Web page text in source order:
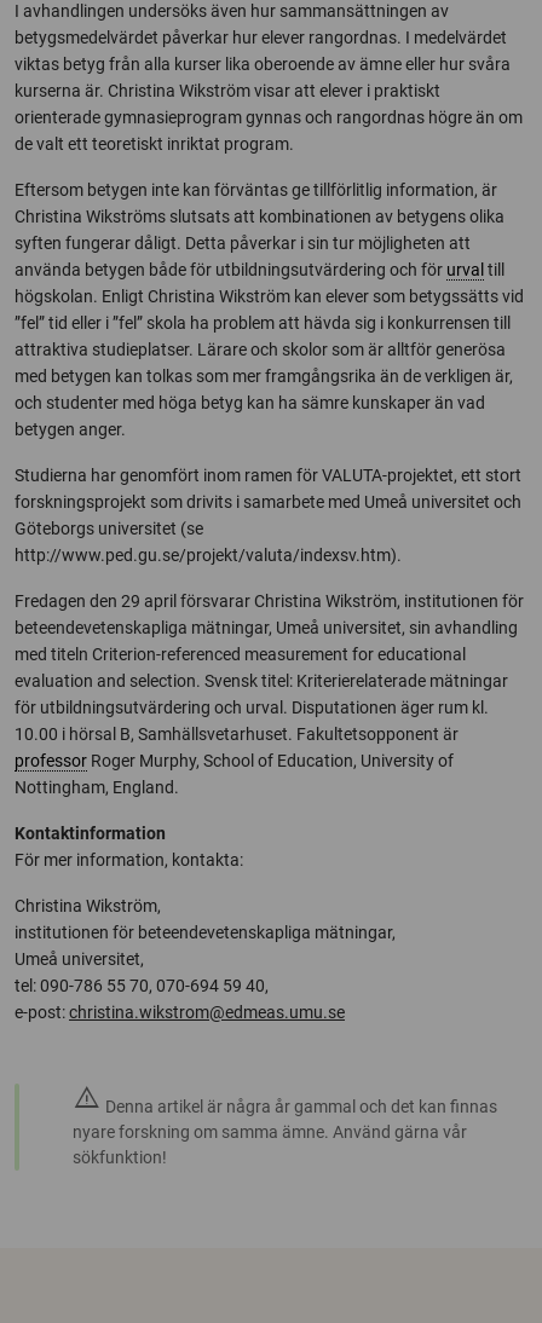
I avhandlingen undersöks även hur sammansättningen av
betygsmedelvärdet påverkar hur elever rangordnas. I medelvärdet
viktas betyg från alla kurser lika oberoende av ämne eller hur svåra
kurserna är. Christina Wikström visar att elever i praktiskt
orienterade gymnasieprogram gynnas och rangordnas högre än om
de valt ett teoretiskt inriktat program.
Eftersom betygen inte kan förväntas ge tillförlitlig information, är
Christina Wikströms slutsats att kombinationen av betygens olika
syften fungerar dåligt. Detta påverkar i sin tur möjligheten att
använda betygen både för utbildningsutvärdering och för urval till
högskolan. Enligt Christina Wikström kan elever som betygssätts vid
”fel” tid eller i ”fel” skola ha problem att hävda sig i konkurrensen till
attraktiva studieplatser. Lärare och skolor som är alltför generösa
med betygen kan tolkas som mer framgångsrika än de verkligen är,
och studenter med höga betyg kan ha sämre kunskaper än vad
betygen anger.
Studierna har genomfört inom ramen för VALUTA-projektet, ett stort
forskningsprojekt som drivits i samarbete med Umeå universitet och
Göteborgs universitet (se
http://www.ped.gu.se/projekt/valuta/indexsv.htm).
Fredagen den 29 april försvarar Christina Wikström, institutionen för
beteendevetenskapliga mätningar, Umeå universitet, sin avhandling
med titeln Criterion-referenced measurement for educational
evaluation and selection. Svensk titel: Kriterierelaterade mätningar
för utbildningsutvärdering och urval. Disputationen äger rum kl.
10.00 i hörsal B, Samhällsvetarhuset. Fakultetsopponent är
professor Roger Murphy, School of Education, University of
Nottingham, England.
Kontaktinformation
För mer information, kontakta:
Christina Wikström,
institutionen för beteendevetenskapliga mätningar,
Umeå universitet,
tel: 090-786 55 70, 070-694 59 40,
e-post:christina.wikstrom@edmeas.umu.se
warning Denna artikel är några år gammal och det kan finnas
nyare forskning om samma ämne. Använd gärna vår
sökfunktion!